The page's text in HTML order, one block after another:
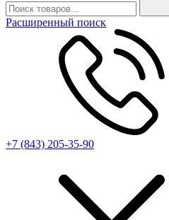
Расширенный поиск
+7 (843) 205-35-90